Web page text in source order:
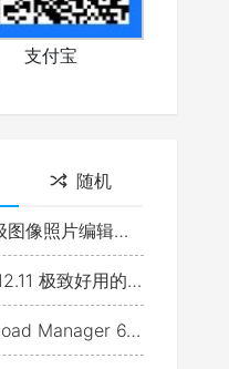
支付宝
随机
辑软件(Win&Mac)
好用的视频下载利器
神器IDM_支持下载各类网站视音频